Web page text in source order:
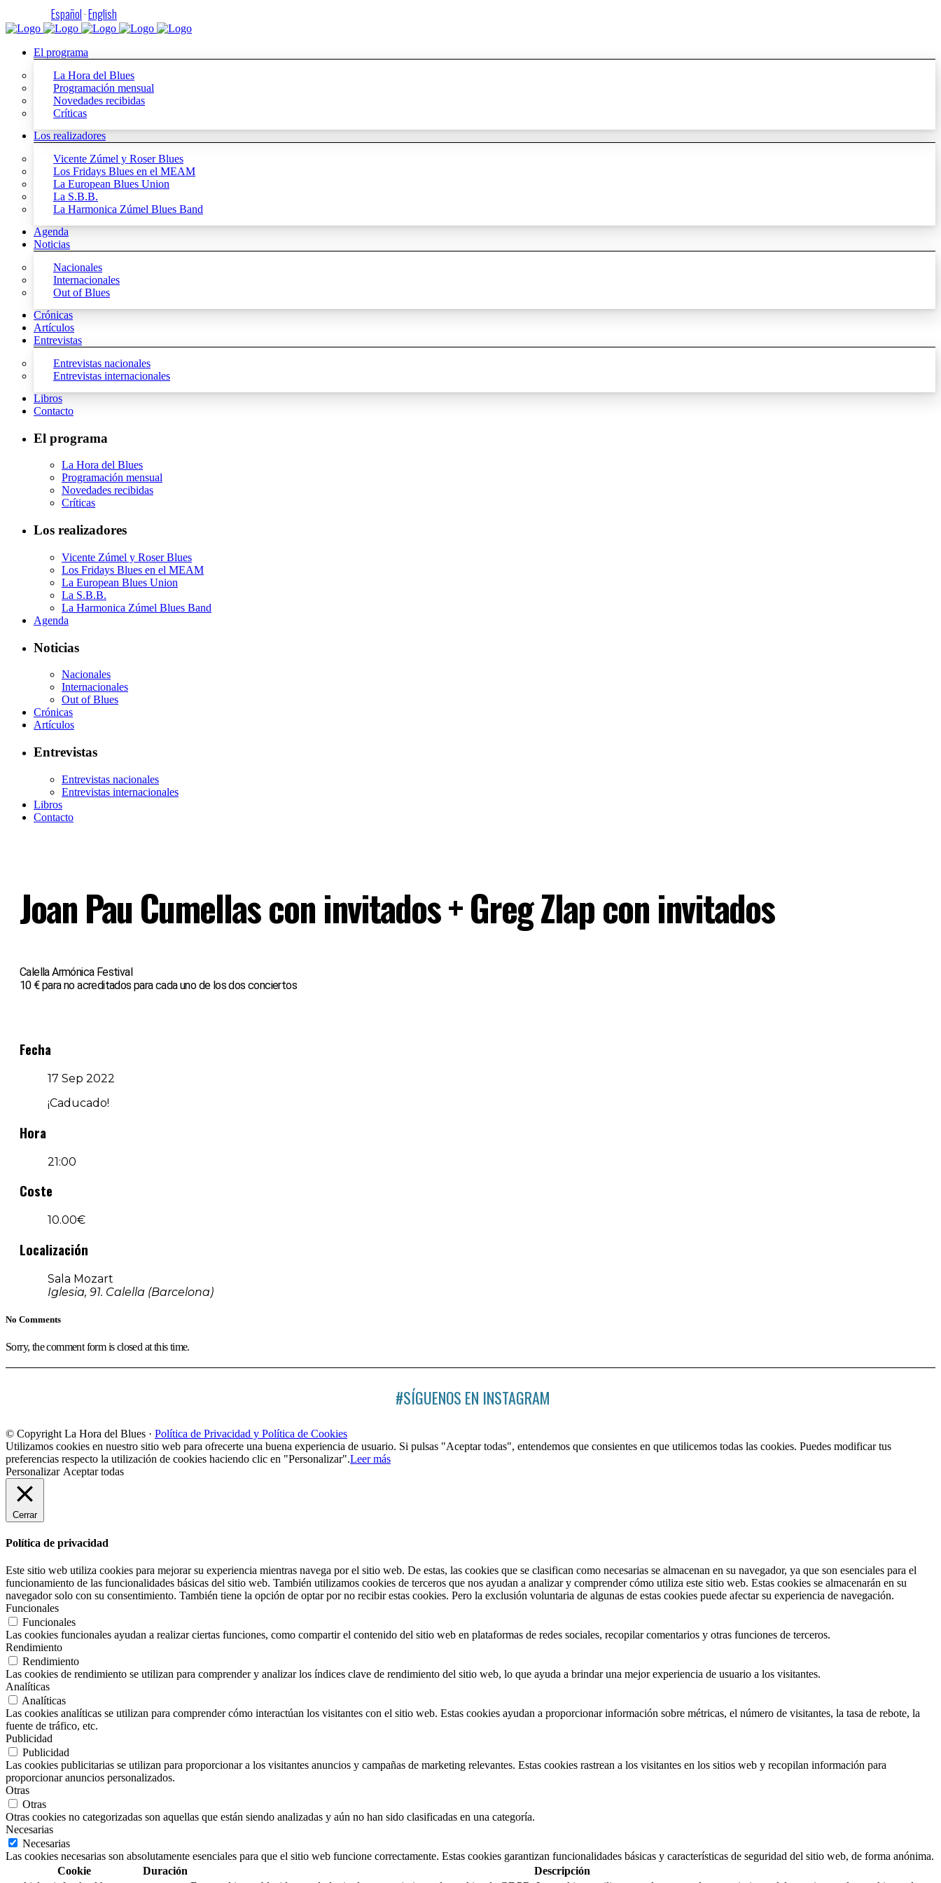
Español·English
El programa
La Hora del Blues
Programación mensual
Novedades recibidas
Críticas
Los realizadores
Vicente Zúmel y Roser Blues
Los Fridays Blues en el MEAM
La European Blues Union
La S.B.B.
La Harmonica Zúmel Blues Band
Agenda
Noticias
Nacionales
Internacionales
Out of Blues
Crónicas
Artículos
Entrevistas
Entrevistas nacionales
Entrevistas internacionales
Libros
Contacto
El programa
La Hora del Blues
Programación mensual
Novedades recibidas
Críticas
Los realizadores
Vicente Zúmel y Roser Blues
Los Fridays Blues en el MEAM
La European Blues Union
La S.B.B.
La Harmonica Zúmel Blues Band
Agenda
Noticias
Nacionales
Internacionales
Out of Blues
Crónicas
Artículos
Entrevistas
Entrevistas nacionales
Entrevistas internacionales
Libros
Contacto
Joan Pau Cumellas con invitados + Greg Zlap con invitados
Calella Armónica Festival
10 € para no acreditados para cada uno de los dos conciertos
Fecha
17 Sep 2022
¡Caducado!
Hora
21:00
Coste
10.00€
Localización
Sala Mozart
Iglesia, 91. Calella (Barcelona)
No Comments
Sorry, the comment form is closed at this time.
#SÍGUENOS EN INSTAGRAM
© Copyright La Hora del Blues · Política de Privacidad y Política de Cookies
Utilizamos cookies en nuestro sitio web para ofrecerte una buena experiencia de usuario. Si pulsas "Aceptar todas", entendemos que consientes en que utilicemos todas las cookies. Puedes modificar tus
preferencias respecto la utilización de cookies haciendo clic en "Personalizar".Leer más
Personalizar Aceptar todas
Cerrar
Política de privacidad
Este sitio web utiliza cookies para mejorar su experiencia mientras navega por el sitio web. De estas, las cookies que se clasifican como necesarias se almacenan en su navegador, ya que son esenciales para el
funcionamiento de las funcionalidades básicas del sitio web. También utilizamos cookies de terceros que nos ayudan a analizar y comprender cómo utiliza este sitio web. Estas cookies se almacenarán en su
navegador solo con su consentimiento. También tiene la opción de optar por no recibir estas cookies. Pero la exclusión voluntaria de algunas de estas cookies puede afectar su experiencia de navegación.
Funcionales
Funcionales
Las cookies funcionales ayudan a realizar ciertas funciones, como compartir el contenido del sitio web en plataformas de redes sociales, recopilar comentarios y otras funciones de terceros.
Rendimiento
Rendimiento
Las cookies de rendimiento se utilizan para comprender y analizar los índices clave de rendimiento del sitio web, lo que ayuda a brindar una mejor experiencia de usuario a los visitantes.
Analíticas
Analíticas
Las cookies analíticas se utilizan para comprender cómo interactúan los visitantes con el sitio web. Estas cookies ayudan a proporcionar información sobre métricas, el número de visitantes, la tasa de rebote, la
fuente de tráfico, etc.
Publicidad
Publicidad
Las cookies publicitarias se utilizan para proporcionar a los visitantes anuncios y campañas de marketing relevantes. Estas cookies rastrean a los visitantes en los sitios web y recopilan información para
proporcionar anuncios personalizados.
Otras
Otras
Otras cookies no categorizadas son aquellas que están siendo analizadas y aún no han sido clasificadas en una categoría.
Necesarias
Necesarias
Las cookies necesarias son absolutamente esenciales para que el sitio web funcione correctamente. Estas cookies garantizan funcionalidades básicas y características de seguridad del sitio web, de forma anónima.
Cookie
Duración
Descripción